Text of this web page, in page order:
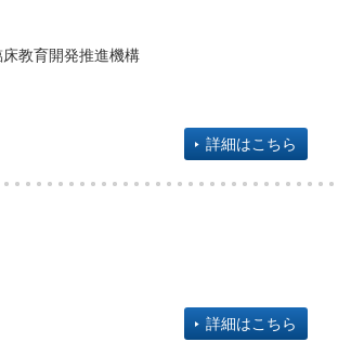
教育開発推進機構
詳細はこちら
詳細はこちら